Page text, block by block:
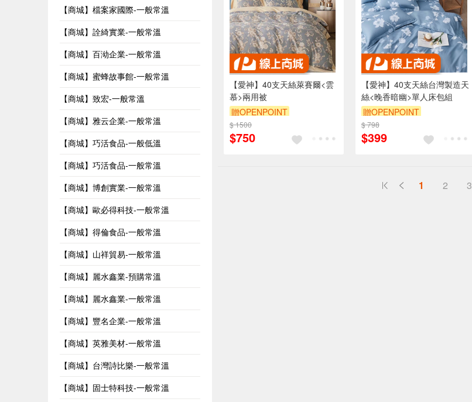
【商城】檔案家國際-一般常溫
【商城】詮綺實業-一般常溫
【商城】百泑企業-一般常溫
【商城】蜜蜂故事館-一般常溫
【商城】致宏-一般常溫
【商城】雅云企業-一般常溫
【商城】巧活食品-一般低溫
【商城】巧活食品-一般常溫
【商城】博創實業-一般常溫
【商城】歐必得科技-一般常溫
【商城】得倫食品-一般常溫
【商城】山祥貿易-一般常溫
【商城】麗水鑫業-預購常溫
【商城】麗水鑫業-一般常溫
【商城】豐名企業-一般常溫
【商城】英雅美材-一般常溫
【商城】台灣詩比樂-一般常溫
【商城】固士特科技-一般常溫
【愛神】40支天絲萊賽爾<雲
慕>兩用被
贈OPENPOINT
$ 1500
$750
【愛神】40支天絲台灣製造天
絲<晚香暗幽>單人床包組
贈OPENPOINT
$ 798
$399
1 2 3